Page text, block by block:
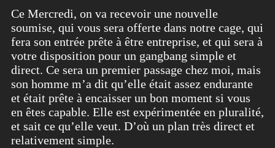
Ce Mercredi, on va recevoir une nouvelle
soumise, qui vous sera offerte dans notre cage, qui
fera son entrée prête à être entreprise, et qui sera à
votre disposition pour un gangbang simple et
direct. Ce sera un premier passage chez moi, mais
son homme m’a dit qu’elle était assez endurante
et était prête à encaisser un bon moment si vous
en êtes capable. Elle est expérimentée en pluralité,
et sait ce qu’elle veut. D’où un plan très direct et
relativement simple.